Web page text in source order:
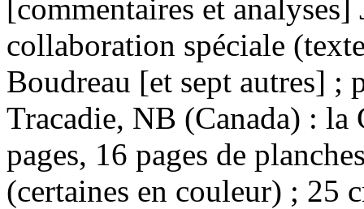
[commentaires et
collaboration spéciale
Boudreau [et sept autres]
Tracadie, NB (Canada) :
pages, 16 pages de
(certaines en couleur) ; 25